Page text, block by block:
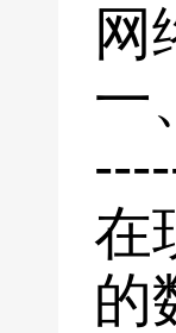
网
一
在
的